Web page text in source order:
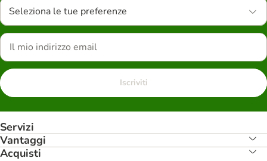
Seleziona le tue preferenze
Iscriviti
Servizi
Vantaggi
Acquisti